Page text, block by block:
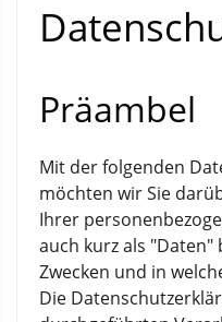
Präambel
Mit der folgenden
möchten wir Sie
Ihrer
auch kurz als "Daten"
Zwecken und in
Die